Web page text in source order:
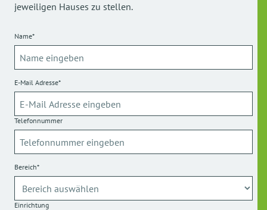
jeweiligen Hauses zu stellen.
Name*
E-Mail Adresse*
Telefonnummer
Bereich*
Einrichtung